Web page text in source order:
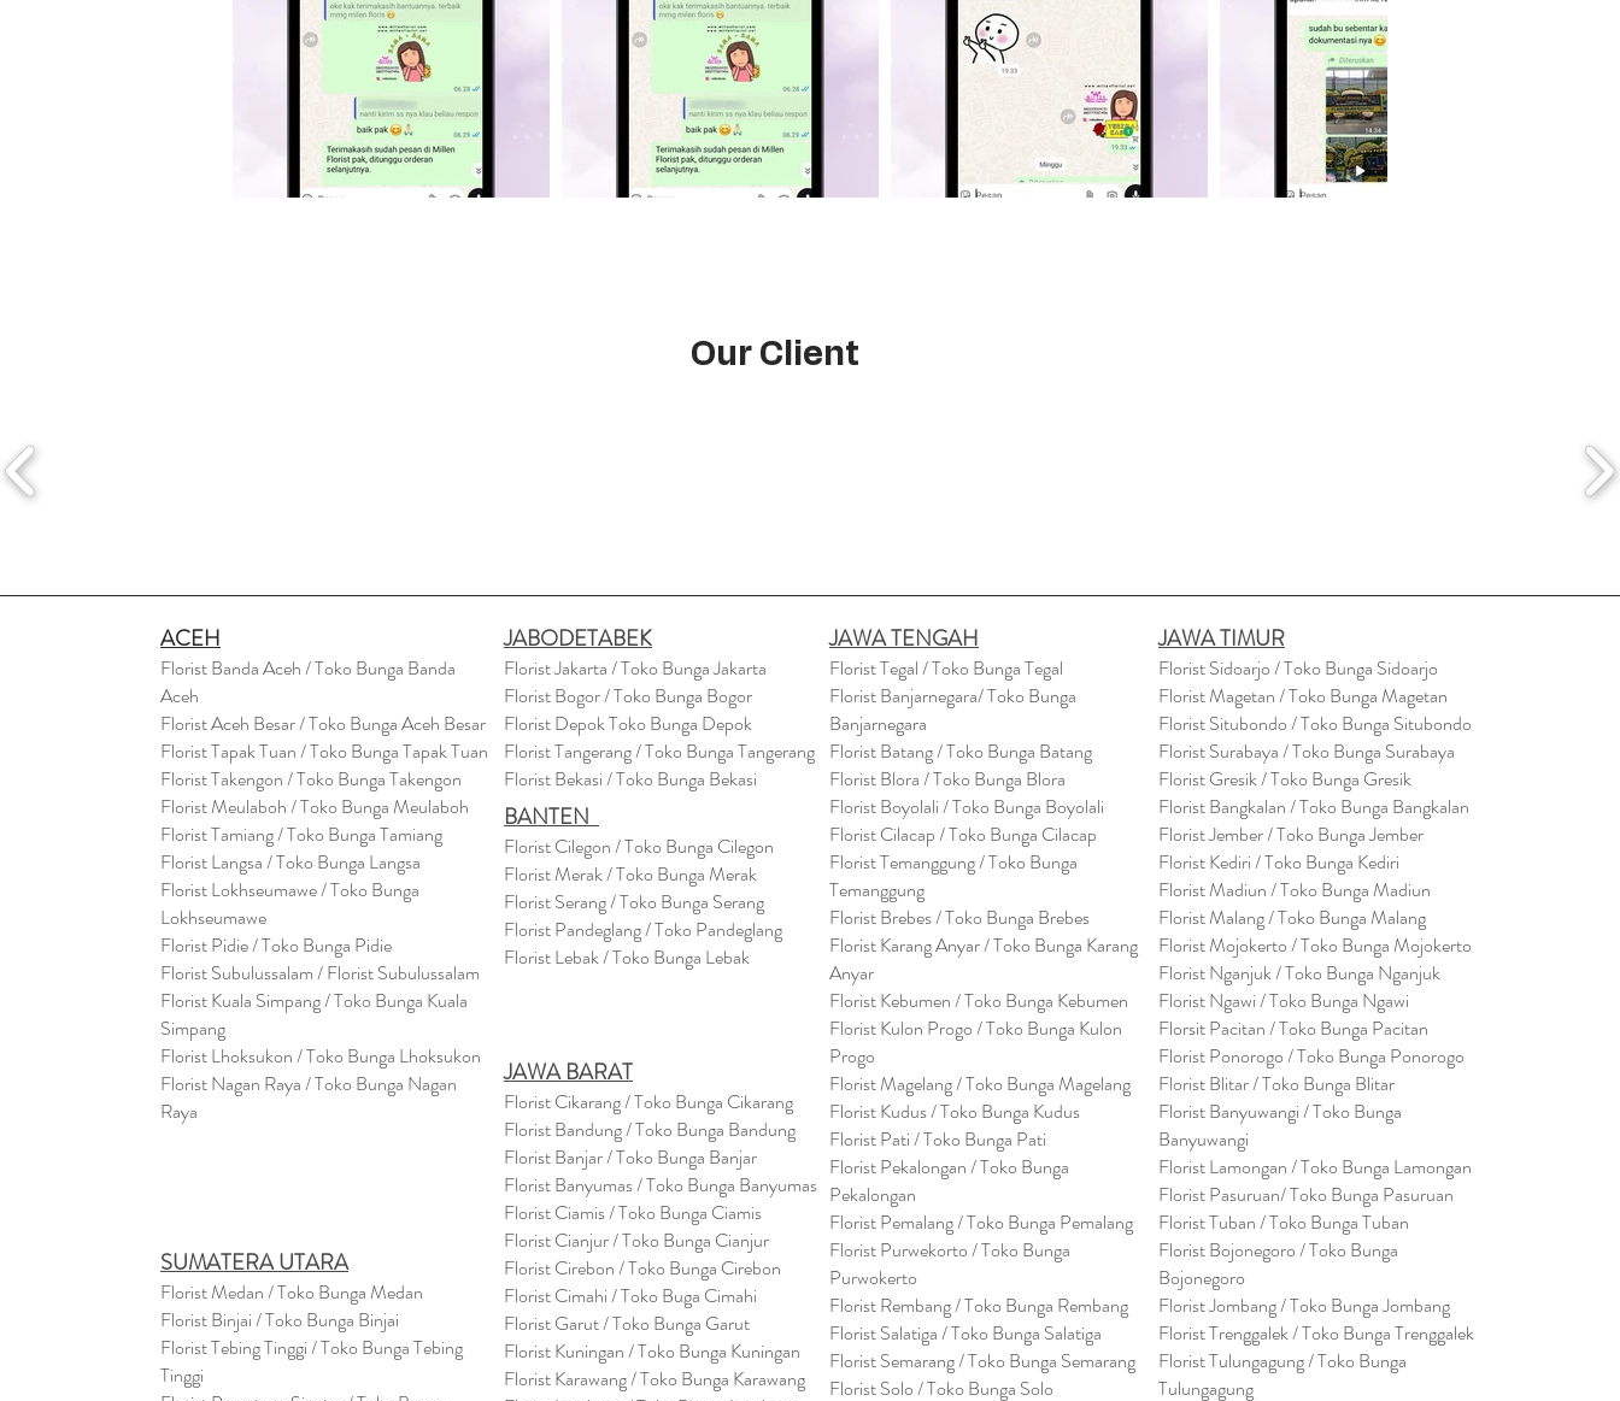
Our Client
ACEH
Florist Banda Aceh / Toko Bunga Banda
Aceh
Florist Aceh Besar / Toko Bunga Aceh Besar
Florist Tapak Tuan / Toko Bunga Tapak Tuan
Florist Takengon / Toko Bunga Takengon
Florist Meulaboh / Toko Bunga Meulaboh
Florist Tamiang / Toko Bunga Tamiang
Florist Langsa / Toko Bunga Langsa
Florist Lokhseumawe / Toko Bunga
Lokhseumawe
Florist Pidie / Toko Bunga Pidie
Florist Subulussalam / Florist Subulussalam
Florist Kuala Simpang / Toko Bunga Kuala
Simpang
Florist Lhoksukon / Toko Bunga Lhoksukon
Florist Nagan Raya / Toko Bunga Nagan
Raya
SUMATERA UTARA
Florist Medan / Toko Bunga Medan
Florist Binjai / Toko Bunga Binjai
Florist Tebing Tinggi / Toko Bunga Tebing
Tinggi
JABODETABEK
Florist Jakarta / Toko Bunga Jakarta
Florist Bogor / Toko Bunga Bogor
Florist Depok Toko Bunga Depok
Florist Tangerang / Toko Bunga Tangerang
Florist Bekasi / Toko Bunga Bekasi
BANTEN
Florist Cilegon / Toko Bunga Cilegon
Florist Merak / Toko Bunga Merak
Florist Serang / Toko Bunga Serang
Florist Pandeglang / Toko Pandeglang
Florist Lebak / Toko Bunga Lebak
JAWA BARAT
Florist Cikarang/ Toko Bunga Cikarang
Florist Bandung / Toko Bunga Bandung
Florist Banjar / Toko Bunga Banjar
Florist Banyumas / Toko Bunga Banyumas
Florist Ciamis / Toko Bunga Ciamis
Florist Cianjur / Toko Bunga Cianjur
Florist Cirebon / Toko Bunga Cirebon
Florist Cimahi / Toko Buga Cimahi
Florist Garut / Toko Bunga Garut
Florist Kuningan / Toko Bunga Kuningan
Florist Karawang / Toko Bunga Karawang
JAWA TENGAH
Florist Tegal / Toko Bunga Tegal
Florist Banjarnegara/ Toko Bunga
Banjarnegara
Florist Batang / Toko Bunga Batang
Florist Blora / Toko Bunga Blora
Florist Boyolali / Toko Bunga Boyolali
Florist Cilacap / Toko Bunga Cilacap
Florist Temanggung / Toko Bunga
Temanggung
Florist Brebes / Toko Bunga Brebes
Florist Karang Anyar / Toko Bunga Karang
Anyar
Florist Kebumen / Toko Bunga Kebumen
Florist Kulon Progo / Toko Bunga Kulon
Progo
Florist Magelang / Toko Bunga Magelang
Florist Kudus / Toko Bunga Kudus
Florist Pati / Toko Bunga Pati
Florist Pekalongan / Toko Bunga
Pekalongan
Florist Pemalang / Toko Bunga Pemalang
Florist Purwekorto / Toko Bunga
Purwokerto
Florist Rembang / Toko Bunga Rembang
Florist Salatiga / Toko Bunga Salatiga
Florist Semarang / Toko Bunga Semarang
Florist Solo / Toko Bunga Solo
JAWA TIMUR
Florist Sidoarjo / Toko Bunga Sidoarjo
Florist Magetan / Toko Bunga Magetan
Florist Situbondo / Toko Bunga Situbondo
Florist Surabaya / Toko Bunga Surabaya
Florist Gresik / Toko Bunga Gresik
FloristBangkalan / Toko Bunga Bangkalan
Florist Jember / Toko Bunga Jember
Florist Kediri / Toko Bunga Kediri
Florist Madiun / Toko Bunga Madiun
Florist Malang / Toko Bunga Malang
Florist Mojokerto / Toko Bunga Mojokerto
Florist Nganjuk / Toko Bunga Nganjuk
Florist Ngawi /Toko Bunga Ngawi
Florsit Pacitan / Toko Bunga Pacitan
Florist Ponorogo / Toko Bunga Ponorogo
Florist Blitar / Toko Bunga Blitar
Florist Banyuwangi / Toko Bunga
Banyuwangi
Florist Lamongan / Toko Bunga Lamongan
Florist Pasuruan/ Toko Bunga Pasuruan
Florist Tuban / Toko Bunga Tuban
Florist Bojonegoro / Toko Bunga
Bojonegoro
Florist Jombang / Toko Bunga Jombang
Florist Trenggalek / Toko Bunga Trenggalek
Florist Tulungagung / Toko Bunga
Tulungagung